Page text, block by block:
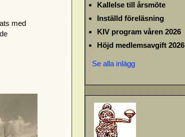
med
Kallelse till årsmöte
Inställd föreläsning
KIV program våren 2026
Höjd medlemsavgift 2026
Se alla inlägg